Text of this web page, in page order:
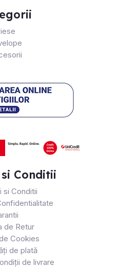
Conditii
si Conditii
de Retur
Cookies
de plată
de livrare